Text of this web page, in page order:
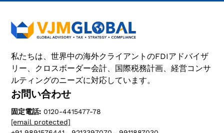
私たちは、世界中の海外クライアントのFDIアドバイザ
リー、クロスボーダー会計、国際税務計画、経営コンサ
ルティングのニーズに対応しています。
お問い合わせ
固定電話: 0120-4415477-78
[email protected]